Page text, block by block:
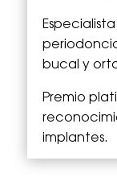
bucal y
Premio
implantes.